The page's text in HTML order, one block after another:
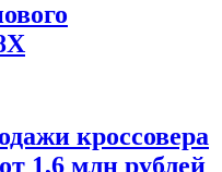
кроссовера
1,6 млн рублей